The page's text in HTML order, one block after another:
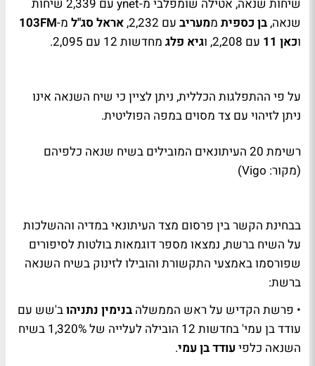
שיחות שנאה, אטילה שומפלבי מ-ynet
עם 2,339 שיחות
שנאה,בן כספית ממעריב עם 2,232, אראל סג"ל מ-FM
103
וכאן 11 עם 2,208, ו גיא פלג מחדשות 12 עם 2,095.
על פי ההתפלגות הכללית, ניתן לציין כי שיח השנאה אינו
ניתן לזיהוי עם צד מסוים במפה הפוליטית.
רשימת 20 העיתונאים המובילים בשיח שנאה כלפיהם
(מקור: Vigo)
בבחינת הקשר בין פרסום מצד העיתונאי במדיה וההשלכות
על השיח ברשת, נמצאו מספר דוגמאות בולטות לסיפורים
שפורסמו באמצעי התקשורת והובילו לזינוק בשיח השנאה
ברשת:
• פרשת הקדיש על ראש הממשלה בנימין נתניהוב'שש עם
עודד בן עמי' בחדשות 12 הובילה לעלייה של 1,320% בשיח
השנאה כלפי עודד בן עמי.